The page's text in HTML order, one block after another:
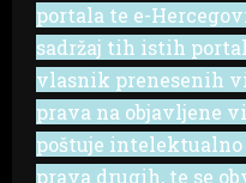
portala te e-
sadržaj tih istih
vlasnik prenesenih
prava na objavljene
poštuje
prava drugih, te se